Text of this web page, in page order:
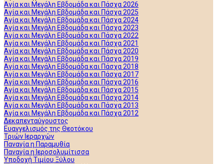
Αγία και Μεγάλη Εβδομάδα και Πάσχα 2026
Αγία και Μεγάλη Εβδομάδα και Πάσχα 2025
Αγία και Μεγάλη Εβδομάδα και Πάσχα 2024
Αγία και Μεγάλη Εβδομάδα και Πάσχα 2023
Αγία και Μεγάλη Εβδομάδα και Πάσχα 2022
Αγία και Μεγάλη Εβδομάδα και Πάσχα 2021
Αγία και Μεγάλη Εβδομάδα και Πάσχα 2020
Αγία και Μεγάλη Εβδομάδα και Πάσχα 2019
Αγία και Μεγάλη Εβδομάδα και Πάσχα 2018
Αγία και Μεγάλη Εβδομάδα και Πάσχα 2017
Αγία και Μεγάλη Εβδομάδα και Πάσχα 2016
Αγία και Μεγάλη Εβδομάδα και Πάσχα 2015
Αγία και Μεγάλη Εβδομάδα και Πάσχα 2014
Αγία και Μεγάλη Εβδομάδα και Πάσχα 2013
Αγία και Μεγάλη Εβδομάδα και Πάσχα 2012
Δεκαπενταύγουστος
Ευαγγελισμός της Θεοτόκου
Τριών Ιεραρχών
Παναγία η Παραμυθία
Παναγία η Ιεροσολυμίτισσα
Υποδοχή Τιμίου Ξύλου